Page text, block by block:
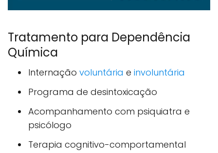
Tratamento para Dependência
Química
Internação voluntária e involuntária
Programa de desintoxicação
Acompanhamento com psiquiatra e
psicólogo
Terapia cognitivo-comportamental